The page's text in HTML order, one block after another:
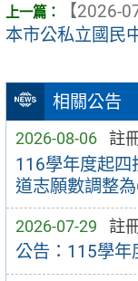
相關公告
2026-08-06 註
116學年度起四
道志願數調整
2026-07-29 註
公告：115學年
【2026-
本市公私立國民